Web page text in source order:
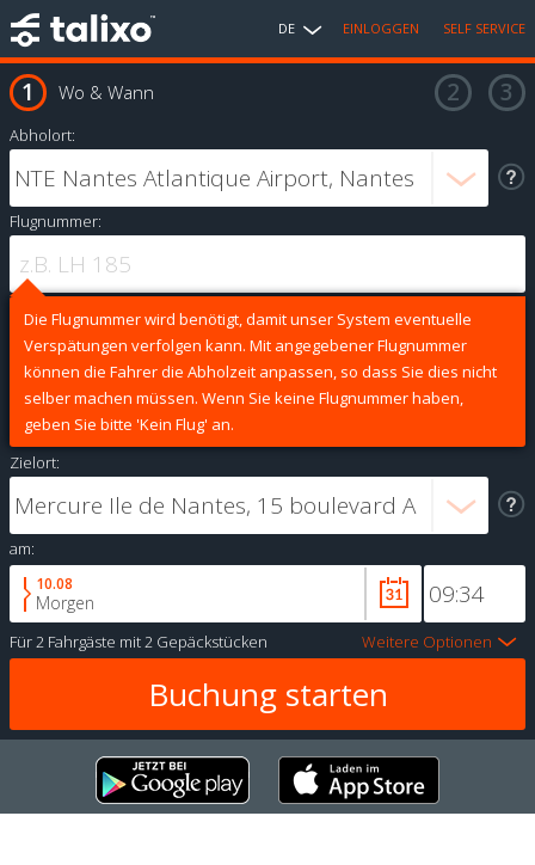
DE EINLOGGEN SELF SERVICE
Wo & Wann
Abholort:
Flugnummer:
Die Flugnummer wird benötigt, damit unser System eventuelle
Verspätungen verfolgen kann. Mit angegebener Flugnummer
können die Fahrer die Abholzeit anpassen, so dass Sie dies nicht
selber machen müssen. Wenn Sie keine Flugnummer haben,
geben Sie bitte 'Kein Flug' an.
Zielort:
am:
10.08
Morgen
Für2 Fahrgäste mit2 Gepäckstücken Weitere Optionen